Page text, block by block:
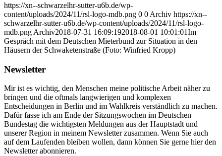
https://xn--schwarzelhr-sutter-u6b.de/wp-
content/uploads/2024/11/rsl-logo-mdb.png 0 0 Archiv https://xn--
schwarzelhr-sutter-u6b.de/wp-content/uploads/2024/11/rsl-logo-
mdb.png Archiv2018-07-31 16:09:192018-08-01 10:01:01Im
Gespräch mit dem Deutschen Mieterbund zur Situation in den
Häusern der Schwaketenstraße (Foto: Winfried Kropp)
Newsletter
Mir ist es wichtig, den Menschen meine politische Arbeit näher zu
bringen und die oftmals langwierigen und komplexen
Entscheidungen in Berlin und im Wahlkreis verständlich zu machen.
Dafür fasse ich am Ende der Sitzungswochen im Deutschen
Bundestag die wichtigsten Meldungen aus der Hauptstadt und
unserer Region in meinem Newsletter zusammen. Wenn Sie auch
auf dem Laufenden bleiben wollen, dann können Sie gerne hier den
Newsletter abonnieren.